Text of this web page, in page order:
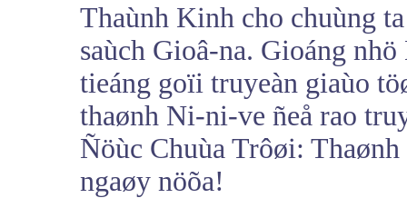
Thaùnh Kinh cho chuùng
saùch Gioâ-na. Gioáng
tieáng goïi truyeàn giaùo
thaønh Ni-ni-ve ñeå rao
Ñöùc Chuùa Trôøi:
ngaøy nöõa!